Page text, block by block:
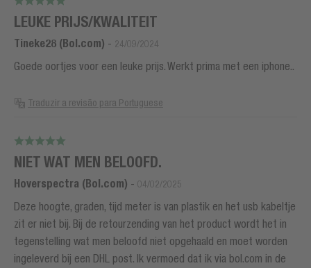
LEUKE PRIJS/KWALITEIT
Tineke28 (Bol.com) - 24/09/2024
Goede oortjes voor een leuke prijs. Werkt prima met een iphone..
Traduzir a revisão para Portuguese
NIET WAT MEN BELOOFD.
Hoverspectra (Bol.com) - 04/02/2025
Deze hoogte, graden, tijd meter is van plastik en het usb kabeltje
zit er niet bij. Bij de retourzending van het product wordt het in
tegenstelling wat men beloofd niet opgehaald en moet worden
ingeleverd bij een DHL post. Ik vermoed dat ik via bol.com in de